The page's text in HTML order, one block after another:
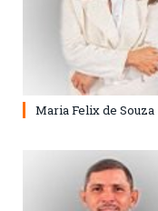
Maria Felix de Souza